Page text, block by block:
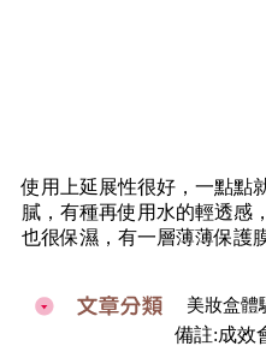
使用上延展性很好，一點點
膩，有種再使用水的輕透感
也很保濕，有一層薄薄保護
美妝盒體
備註:成效